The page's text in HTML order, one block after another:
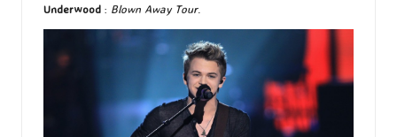
Underwood : Blown Away Tour.